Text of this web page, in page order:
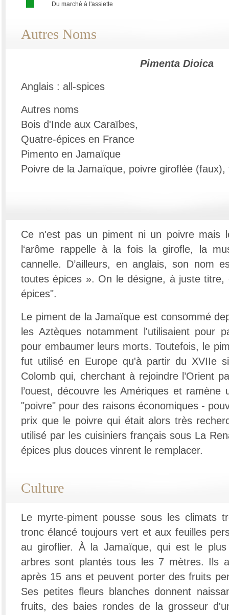
Du marché à l'assiette
Autres Noms
Pimenta Dioica
Anglais : all-spices
Autres noms
Bois d'Inde aux Caraïbes,
Quatre-épices en France
Pimento en Jamaïque
Poivre de la Jamaïque, poivre giroflée
Ce n'est pas un piment ni un poivre mais
l‘arôme rappelle à la fois la girofle, la
cannelle. D’ailleurs, en anglais, son nom
toutes épices ». On le désigne, à juste titre,
épices".
Le piment de la Jamaïque est consommé
les Aztèques notamment l'utilisaient pour
pour embaumer leurs morts. Toutefois, le
fut utilisé en Europe qu'à partir du XVIIe
Colomb qui, cherchant à rejoindre l’Orient
l’ouest, découvre les Amériques et ramène
"poivre" pour des raisons économiques -
prix que le poivre qui était alors très
utilisé par les cuisiniers français sous La
épices plus douces vinrent le remplacer.
Culture
Le myrte-piment pousse sous les climats
tronc élancé toujours vert et aux feuilles
au giroflier. À la Jamaïque, qui est le plus
arbres sont plantés tous les 7 mètres. Ils
après 15 ans et peuvent porter des fruits
Ses petites fleurs blanches donnent
fruits, des baies rondes de la grosseur